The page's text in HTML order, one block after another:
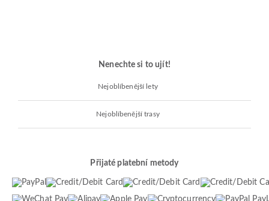
Nenechte si to ujít!
Nejoblíbenější lety
Nejoblíbenější trasy
Přijaté platební metody